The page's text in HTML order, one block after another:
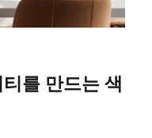
를 만드는 색